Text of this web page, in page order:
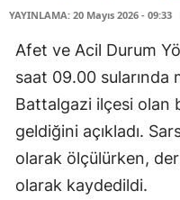
YAYINLAMA: 20 Mayıs 2026 - 09:33
Afet ve Acil Durum
saat 09.00 sularında
Battalgazi ilçesi olan
geldiğini açıkladı.
olarak ölçülürken,
olarak kaydedildi.